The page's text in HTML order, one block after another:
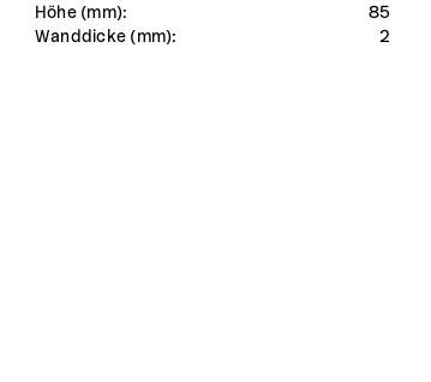
Höhe (mm):
85
Wanddicke (mm):
2